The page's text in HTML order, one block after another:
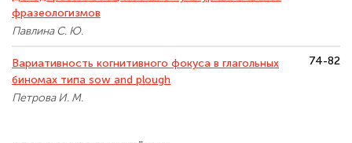
фразеологизмов
Павлина С. Ю.
Вариативность когнитивного фокуса в глагольных
биномах типа sow and plough
Петрова И. М.
74-82